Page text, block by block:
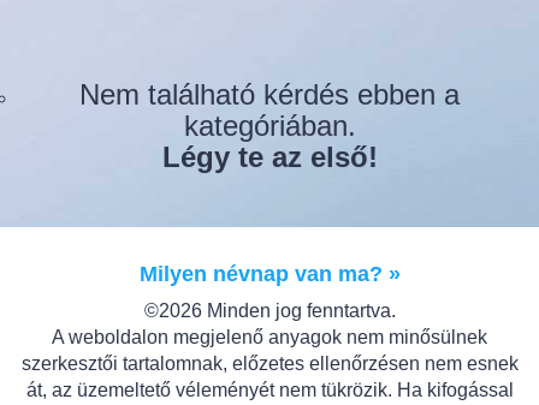
Nem található kérdés ebben a
kategóriában.
Légy te az első!
Milyen névnap van ma? »
©2026 Minden jog fenntartva.
A weboldalon megjelenő anyagok nem minősülnek
szerkesztői tartalomnak, előzetes ellenőrzésen nem esnek
át, az üzemeltető véleményét nem tükrözik. Ha kifogással